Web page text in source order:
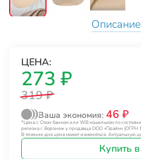
ЦЕНА:
273 ₽
319 ₽
Ваша экономия: 46 ₽
*Цена с Озон банком или WB кошельком по
региона г. Воронеж у продавца ООО «Прайм» (ОГРН
В течение дня цена может изменяться. Актуальную
Купить